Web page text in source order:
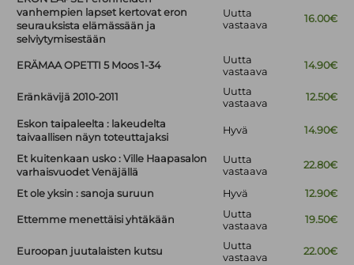
vanhempien lapset kertovat eron
seurauksista elämässään ja
selviytymisestään
Uutta
vastaava
16.00€
ERÄMAA OPETTI 5 Moos 1-34
Uutta
vastaava
14.90€
Eränkävijä 2010-2011
Uutta
vastaava
12.50€
Eskon taipaleelta : lakeudelta
taivaallisen näyn toteuttajaksi
Hyvä 14.90€
Et kuitenkaan usko : Ville Haapasalon
varhaisvuodet Venäjällä
Uutta
vastaava
22.80€
Et ole yksin : sanoja suruun Hyvä 12.90€
Ettemme menettäisi yhtäkään
Uutta
vastaava
19.50€
Euroopan juutalaisten kutsu
Uutta
vastaava
22.00€